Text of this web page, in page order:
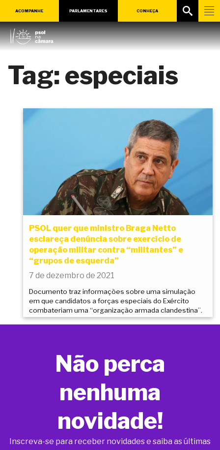
ACOMPANHE PARLAMENTARES CONHEÇA
Tag:especiais
PSOL quer que ministro Braga Netto
esclareça denúncia sobre exercício de
operação militar contra “militantes” e
“grupos de esquerda”
7 de dezembro de 2021
Documento traz informações sobre uma simulação
em que candidatos a forças especiais do Exército
combateriam uma “organização armada clandestina”.
Não perca
nenhuma
novidade!
Inscreva-se para receber novidades e saiba as últimas